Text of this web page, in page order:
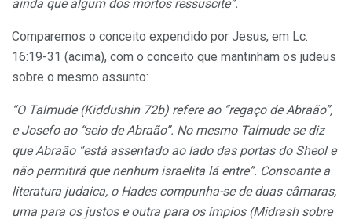
ainda que algum dos mortos ressuscite”.
Comparemos o conceito expendido por Jesus, em Lc.
16:19-31 (acima), com o conceito que mantinham os judeus
sobre o mesmo assunto:
“O Talmude (Kiddushin 72b) refere ao “regaço de Abraão”,
e Josefo ao “seio de Abraão”. No mesmo Talmude se diz
que Abraão “está assentado ao lado das portas do Sheol e
não permitirá que nenhum israelita lá entre”. Consoante a
literatura judaica, o Hades compunha-se de duas câmaras,
uma para os justos e outra para os ímpios (Midrash sobre